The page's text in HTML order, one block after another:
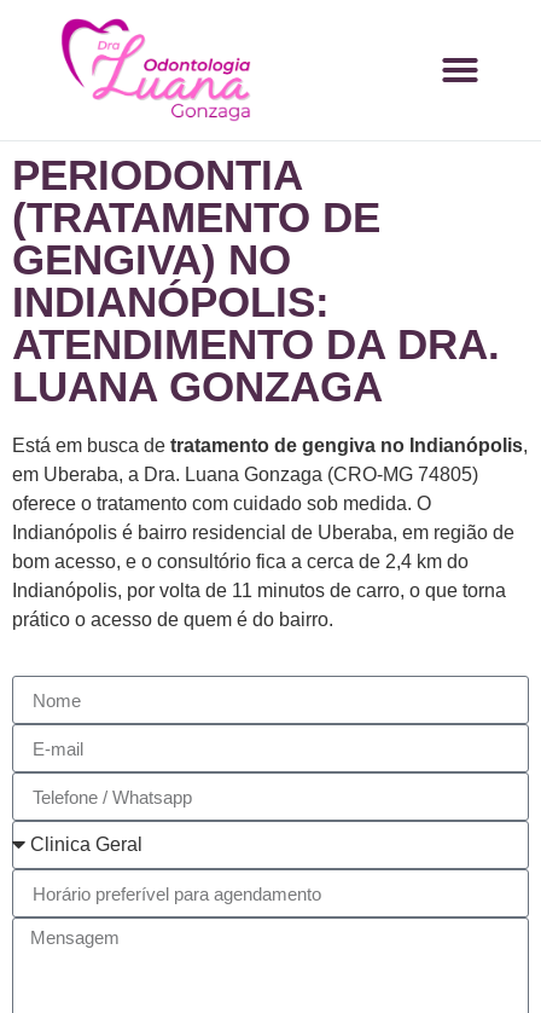
PERIODONTIA
(TRATAMENTO DE
GENGIVA) NO
INDIANÓPOLIS:
ATENDIMENTO DA DRA.
LUANA GONZAGA
Está em busca de tratamento de gengiva no Indianópolis,
em Uberaba, a Dra. Luana Gonzaga (CRO-MG 74805)
oferece o tratamento com cuidado sob medida. O
Indianópolis é bairro residencial de Uberaba, em região de
bom acesso, e o consultório fica a cerca de 2,4 km do
Indianópolis, por volta de 11 minutos de carro, o que torna
prático o acesso de quem é do bairro.